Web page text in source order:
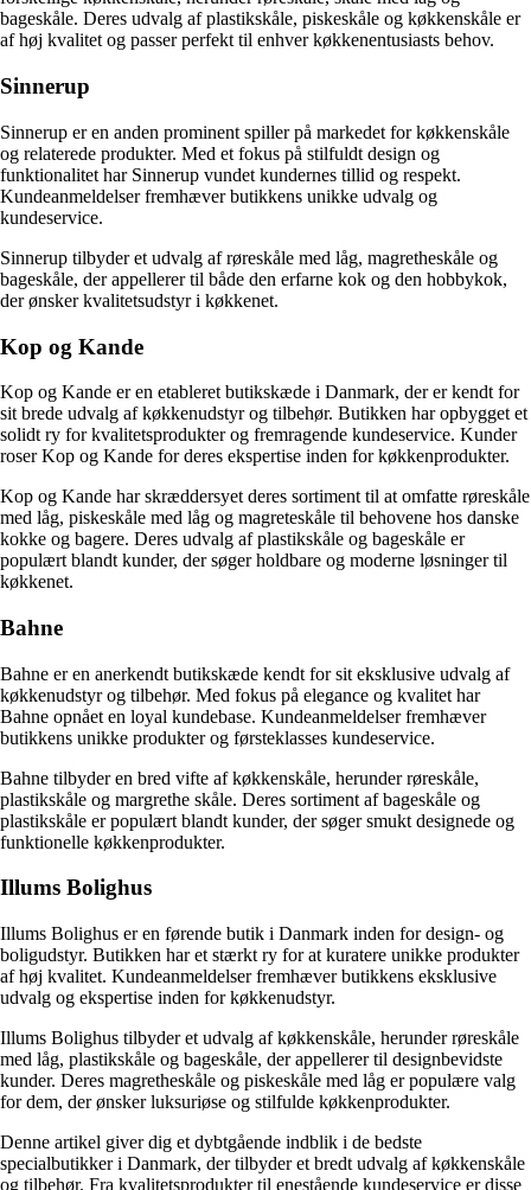
bageskåle. Deres udvalg af plastikskåle, piskeskåle og køkkenskåle er
af høj kvalitet og passer perfekt til enhver køkkenentusiasts behov.
Sinnerup
Sinnerup er en anden prominent spiller på markedet for køkkenskåle
og relaterede produkter. Med et fokus på stilfuldt design og
funktionalitet har Sinnerup vundet kundernes tillid og respekt.
Kundeanmeldelser fremhæver butikkens unikke udvalg og
kundeservice.
Sinnerup tilbyder et udvalg af røreskåle med låg, magretheskåle og
bageskåle, der appellerer til både den erfarne kok og den hobbykok,
der ønsker kvalitetsudstyr i køkkenet.
Kop og Kande
Kop og Kande er en etableret butikskæde i Danmark, der er kendt for
sit brede udvalg af køkkenudstyr og tilbehør. Butikken har opbygget et
solidt ry for kvalitetsprodukter og fremragende kundeservice. Kunder
roser Kop og Kande for deres ekspertise inden for køkkenprodukter.
Kop og Kande har skræddersyet deres sortiment til at omfatte røreskåle
med låg, piskeskåle med låg og magreteskåle til behovene hos danske
kokke og bagere. Deres udvalg af plastikskåle og bageskåle er
populært blandt kunder, der søger holdbare og moderne løsninger til
køkkenet.
Bahne
Bahne er en anerkendt butikskæde kendt for sit eksklusive udvalg af
køkkenudstyr og tilbehør. Med fokus på elegance og kvalitet har
Bahne opnået en loyal kundebase. Kundeanmeldelser fremhæver
butikkens unikke produkter og førsteklasses kundeservice.
Bahne tilbyder en bred vifte af køkkenskåle, herunder røreskåle,
plastikskåle og margrethe skåle. Deres sortiment af bageskåle og
plastikskåle er populært blandt kunder, der søger smukt designede og
funktionelle køkkenprodukter.
Illums Bolighus
Illums Bolighus er en førende butik i Danmark inden for design- og
boligudstyr. Butikken har et stærkt ry for at kuratere unikke produkter
af høj kvalitet. Kundeanmeldelser fremhæver butikkens eksklusive
udvalg og ekspertise inden for køkkenudstyr.
Illums Bolighus tilbyder et udvalg af køkkenskåle, herunder røreskåle
med låg, plastikskåle og bageskåle, der appellerer til designbevidste
kunder. Deres magretheskåle og piskeskåle med låg er populære valg
for dem, der ønsker luksuriøse og stilfulde køkkenprodukter.
Denne artikel giver dig et dybtgående indblik i de bedste
specialbutikker i Danmark, der tilbyder et bredt udvalg af køkkenskåle
og tilbehør. Fra kvalitetsprodukter til enestående kundeservice er disse